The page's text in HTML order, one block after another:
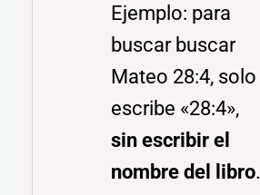
Ejemplo: para
buscar buscar
Mateo 28:4, solo
escribe «28:4»,
sin escribir el
nombre del libro.